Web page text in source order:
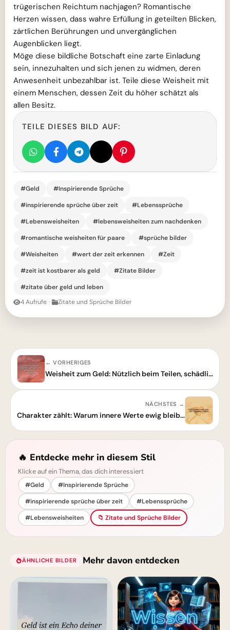
trügerischen Reichtum nachjagen? Romantische
Herzen wissen, dass wahre Erfüllung in geteilten Blicken,
zärtlichen Berührungen und unvergänglichen
Augenblicken liegt.
Möge diese bildliche Botschaft eine zarte Einladung
sein, innezuhalten und sich jenen zu widmen, deren
Anwesenheit unbezahlbar ist. Teile diese Weisheit mit
einem Menschen, dessen Zeit du höher schätzt als
allen Besitz.
TEILE DIESES BILD AUF:
#Geld
#Inspirierende Sprüche
#inspirierende sprüche über zeit
#Lebenssprüche
#Lebensweisheiten
#lebensweisheiten zum nachdenken
#romantische weisheiten für paare
#sprüche bilder
#Weisheiten
#wert der zeit erkennen
#Zeit
#zeit ist kostbarer als geld
#Zitate Bilder
#zitate über geld und leben
4 Aufrufe · Zitate und Sprüche Bilder
← VORHERIGES
Weisheit zum Geld: Nützlich beim Teilen, schädlich beim Horten
NÄCHSTES →
Charakter zählt: Warum innere Werte ewig bleiben und Geld vergänglich ist
🔥 Entdecke mehr in diesem Stil
Klicke auf ein Thema, das dich interessiert
#Geld
#Inspirierende Sprüche
#inspirierende sprüche über zeit
#Lebenssprüche
#Lebensweisheiten
📁 Zitate und Sprüche Bilder
ÄHNLICHE BILDER Mehr davon entdecken